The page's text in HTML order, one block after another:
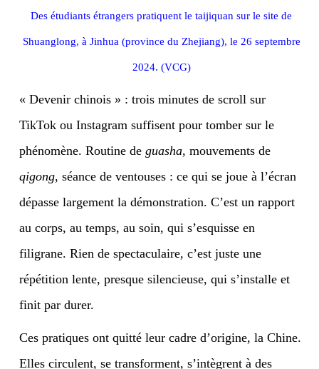
Des étudiants étrangers pratiquent le taijiquan sur le site de
Shuanglong, à Jinhua (province du Zhejiang), le 26 septembre
2024. (VCG)
« Devenir chinois » : trois minutes de scroll sur
TikTok ou Instagram suffisent pour tomber sur le
phénomène. Routine de guasha, mouvements de
qigong, séance de ventouses : ce qui se joue à l’écran
dépasse largement la démonstration. C’est un rapport
au corps, au temps, au soin, qui s’esquisse en
filigrane. Rien de spectaculaire, c’est juste une
répétition lente, presque silencieuse, qui s’installe et
finit par durer.
Ces pratiques ont quitté leur cadre d’origine, la Chine.
Elles circulent, se transforment, s’intègrent à des